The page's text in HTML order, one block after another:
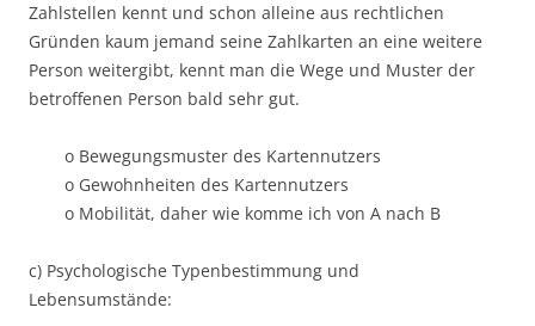
Zahlstellen kennt und schon alleine aus rechtlichen
Gründen kaum jemand seine Zahlkarten an eine weitere
Person weitergibt, kennt man die Wege und Muster der
betroffenen Person bald sehr gut.
o Bewegungsmuster des Kartennutzers
o Gewohnheiten des Kartennutzers
o Mobilität, daher wie komme ich von A nach B
c) Psychologische Typenbestimmung und
Lebensumstände: